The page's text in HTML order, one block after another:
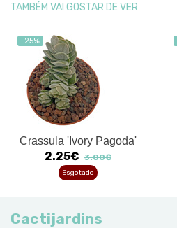
TAMBÉM VAI GOSTAR DE VER
-25%
Crassula 'Ivory Pagoda'
2.25€ 3.00€
Esgotado
Cactijardins